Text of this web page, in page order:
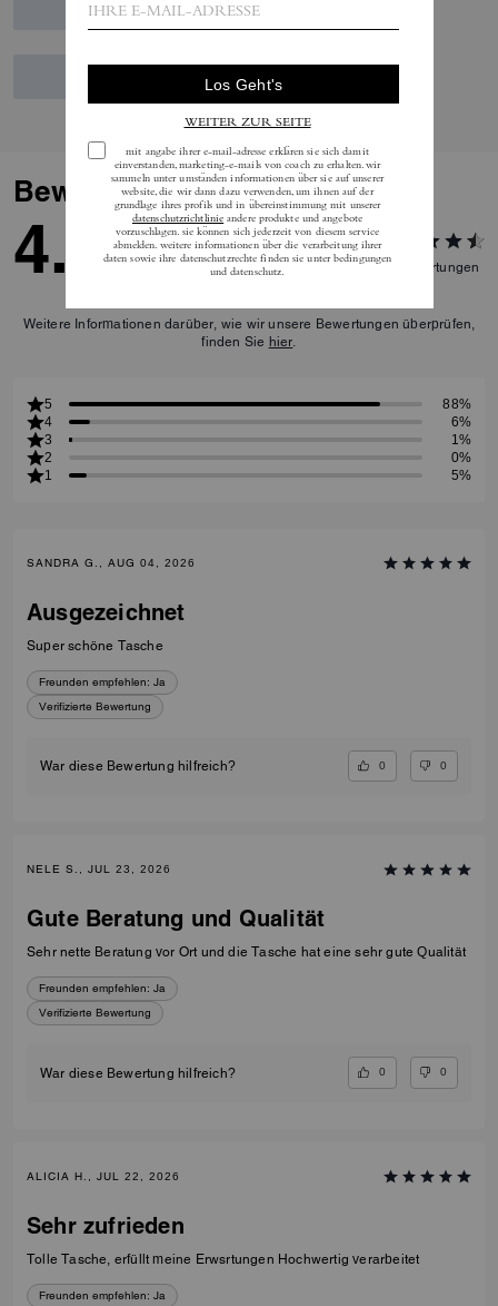
Bewertungen
4.7 82 Bewertungen
Weitere Informationen darüber, wie wir unsere Bewertungen überprüfen,
finden Sie hier.
5
88%
4
6%
3
1%
2
0%
1
5%
SANDRA G., AUG 04, 2026
Ausgezeichnet
Super schöne Tasche
Freunden empfehlen: Ja
Verifizierte Bewertung
War diese Bewertung hilfreich? 0 0
NELE S., JUL 23, 2026
Gute Beratung und Qualität
Sehr nette Beratung vor Ort und die Tasche hat eine sehr gute Qualität
Freunden empfehlen: Ja
Verifizierte Bewertung
War diese Bewertung hilfreich? 0 0
ALICIA H., JUL 22, 2026
Sehr zufrieden
Tolle Tasche, erfüllt meine Erwsrtungen Hochwertig verarbeitet
Freunden empfehlen: Ja